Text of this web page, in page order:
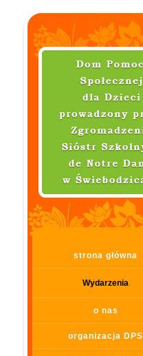
strona główna
Wydarzenia
o nas
organizacja DPS